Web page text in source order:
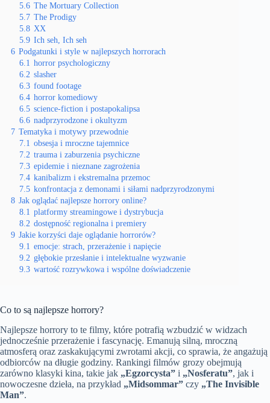
5.6 The Mortuary Collection
5.7 The Prodigy
5.8 XX
5.9 Ich seh, Ich seh
6 Podgatunki i style w najlepszych horrorach
6.1 horror psychologiczny
6.2 slasher
6.3 found footage
6.4 horror komediowy
6.5 science-fiction i postapokalipsa
6.6 nadprzyrodzone i okultyzm
7 Tematyka i motywy przewodnie
7.1 obsesja i mroczne tajemnice
7.2 trauma i zaburzenia psychiczne
7.3 epidemie i nieznane zagrożenia
7.4 kanibalizm i ekstremalna przemoc
7.5 konfrontacja z demonami i siłami nadprzyrodzonymi
8 Jak oglądać najlepsze horrory online?
8.1 platformy streamingowe i dystrybucja
8.2 dostępność regionalna i premiery
9 Jakie korzyści daje oglądanie horrorów?
9.1 emocje: strach, przerażenie i napięcie
9.2 głębokie przesłanie i intelektualne wyzwanie
9.3 wartość rozrywkowa i wspólne doświadczenie
Co to są najlepsze horrory?
Najlepsze horrory to te filmy, które potrafią wzbudzić w widzach
jednocześnie przerażenie i fascynację. Emanują silną, mroczną
atmosferą oraz zaskakującymi zwrotami akcji, co sprawia, że angażują
odbiorców na długie godziny. Rankingi filmów grozy obejmują
zarówno klasyki kina, takie jak „Egzorcysta” i „Nosferatu”, jak i
nowoczesne dzieła, na przykład „Midsommar” czy „The Invisible
Man”.